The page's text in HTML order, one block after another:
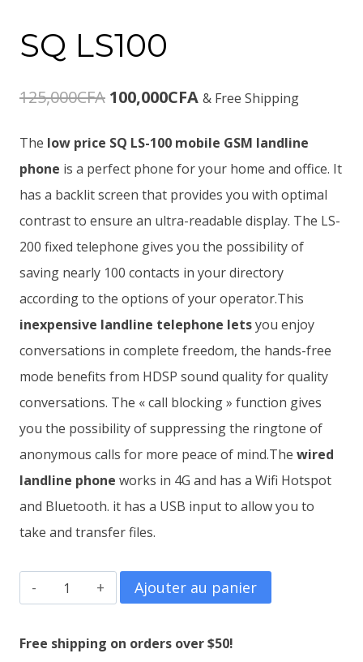
SQ LS100
125,000CFA Le
initial
était :
125,000CFA.
100,000CFALe
actuel
est :
100,000CFA.
& Free Shipping
The low price SQ LS-100 mobile GSM landline
phone is a perfect phone for your home and office. It
has a backlit screen that provides you with optimal
contrast to ensure an ultra-readable display. The LS-
200 fixed telephone gives you the possibility of
saving nearly 100 contacts in your directory
according to the options of your operator.This
inexpensive landline telephone letsyou enjoy
conversations in complete freedom, the hands-free
mode benefits from HDSP sound quality for quality
conversations. The « call blocking » function gives
you the possibility of suppressing the ringtone of
anonymous calls for more peace of mind.The wired
landline phone works in 4G and has a Wifi Hotspot
and Bluetooth. it has a USB input to allow you to
take and transfer files.
quantité
de
SQ
Ajouter au panier
Free shipping on orders over $50!